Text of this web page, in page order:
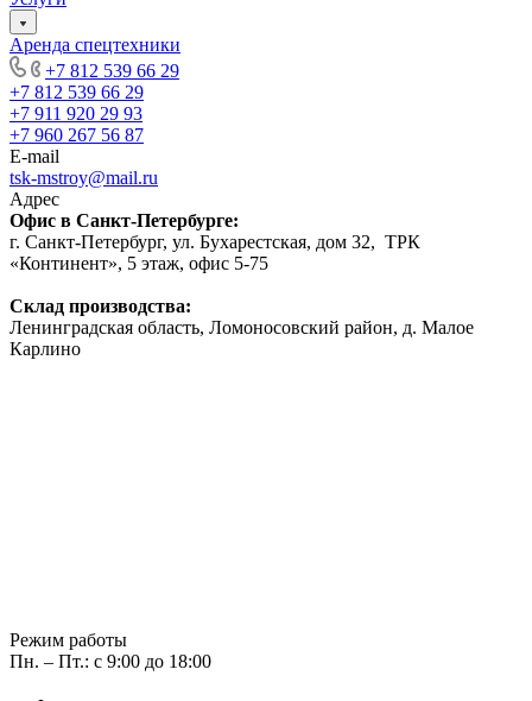
Аренда спецтехники
+7 812 539 66 29
+7 812 539 66 29
+7 911 920 29 93
+7 960 267 56 87
E-mail
tsk-mstroy@mail.ru
Адрес
Офис в Санкт-Петербурге:
г. Санкт-Петербург, ул. Бухарестская, дом 32, ТРК
«Континент», 5 этаж, офис 5-75
Склад производства:
Ленинградская область, Ломоносовский район, д. Малое
Карлино
Режим работы
Пн. – Пт.: с 9:00 до 18:00